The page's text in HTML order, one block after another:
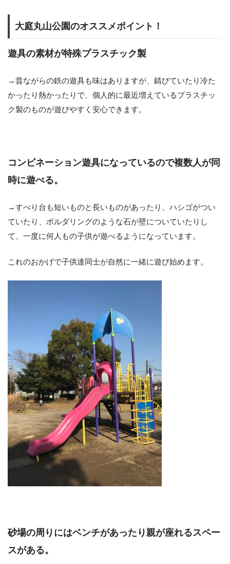
大庭丸山公園のオススメポイント！
遊具の素材が特殊プラスチック製
→昔ながらの鉄の遊具も味はありますが、錆びていたり冷た
かったり熱かったりで、個人的に最近増えているプラスチッ
ク製のものが遊びやすく安心できます。
コンビネーション遊具になっているので複数人が同
時に遊べる。
→すべり台も短いものと長いものがあったり、ハシゴがつい
ていたり、ボルダリングのような石が壁についていたりし
て、一度に何人もの子供が遊べるようになっています。
これのおかげで子供達同士が自然に一緒に遊び始めます。
砂場の周りにはベンチがあったり親が座れるスペー
スがある。